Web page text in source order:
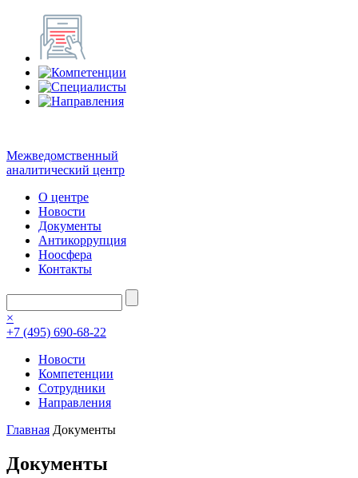
Межведомственный
аналитический центр
О центре
Новости
Документы
Антикоррупция
Ноосфера
Контакты
×
+7 (495) 690-68-22
Новости
Компетенции
Сотрудники
Направления
Главная Документы
Документы